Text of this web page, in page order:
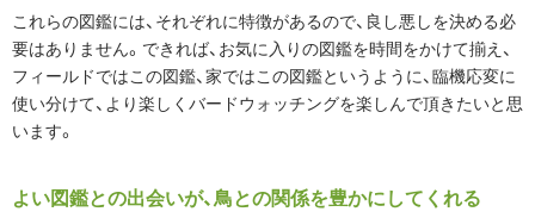
これらの図鑑には、それぞれに特徴があるので、良し悪しを決める必
要はありません。できれば、お気に入りの図鑑を時間をかけて揃え、
フィールドではこの図鑑、家ではこの図鑑というように、臨機応変に
使い分けて、より楽しくバードウォッチングを楽しんで頂きたいと思
います。
よい図鑑との出会いが、鳥との関係を豊かにしてくれる